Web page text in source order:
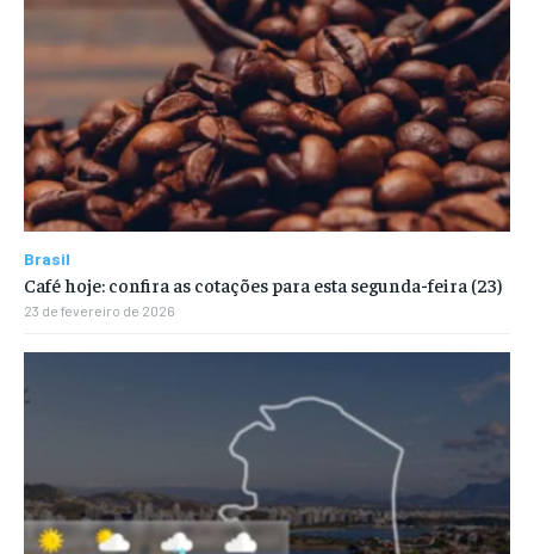
Brasil
Café hoje: confira as cotações para esta segunda-feira (23)
23 de fevereiro de 2026